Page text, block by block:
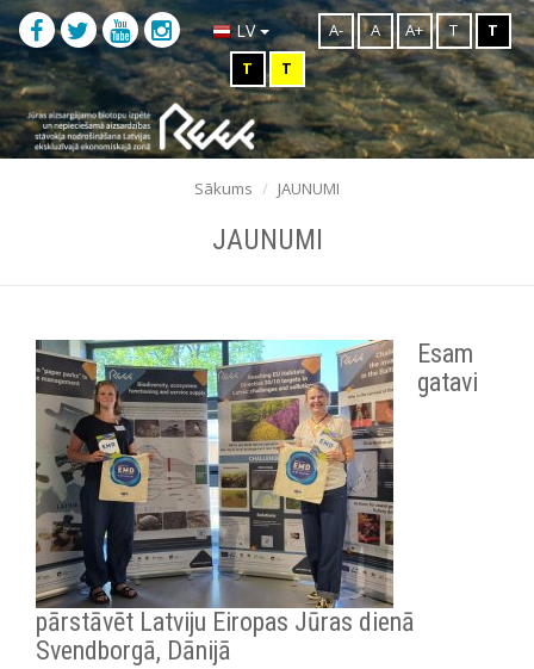
LV A- A A+ T
T
T
T
Sākums JAUNUMI
JAUNUMI
Esam
gatavi
pārstāvēt Latviju Eiropas Jūras dienā
Svendborgā, Dānijā